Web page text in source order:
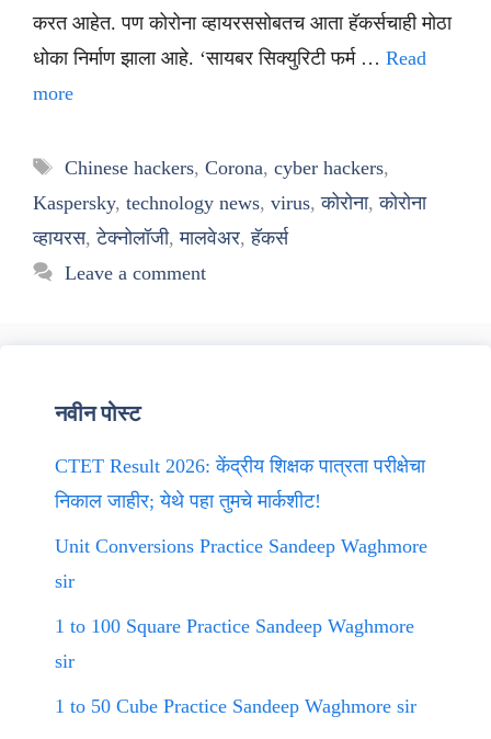
करत आहेत. पण कोरोना व्हायरससोबतच आता हॅकर्सचाही मोठा
धोका निर्माण झाला आहे. ‘सायबर सिक्युरिटी फर्म … Read
more
Tags
Chinese hackers, Corona, cyber hackers,
Kaspersky, technology news, virus,कोरोना,कोरोना
व्हायरस,टेक्नोलॉजी,मालवेअर,हॅकर्स
Leave a comment
नवीन पोस्ट
CTET Result 2026: केंद्रीय शिक्षक पात्रता परीक्षेचा
निकाल जाहीर; येथे पहा तुमचे मार्कशीट!
Unit Conversions Practice Sandeep Waghmore
sir
1 to 100 Square Practice Sandeep Waghmore
sir
1 to 50 Cube Practice Sandeep Waghmore sir